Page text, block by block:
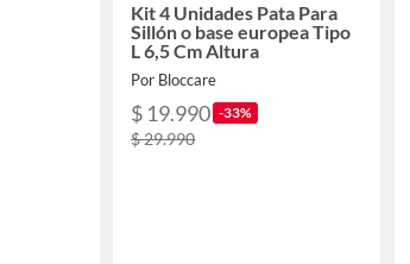
Kit 4 Unidades Pata Para
Sillón o base europea Tipo
L 6,5 Cm Altura
Por Bloccare
$ 19.990 -33%
$ 29.990